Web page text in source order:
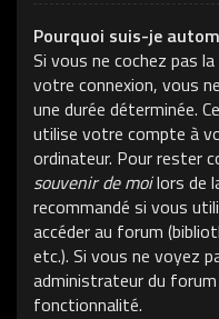
Pourquoi suis-je
Si vous ne cochez pas la
votre connexion, vous
une durée déterminée.
utilise votre compte à
ordinateur. Pour rester
souvenir de moilors de
recommandé si vous
accéder au forum
etc.). Si vous ne voyez
administrateur du
fonctionnalité.